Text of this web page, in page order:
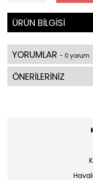
ÜRÜN BİLGİSİ
YORUMLAR - 0 yorum
ÖNERİLERİNİZ